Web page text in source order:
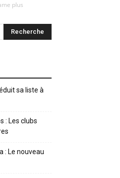
plus
sa liste à
: Les clubs
: Le nouveau